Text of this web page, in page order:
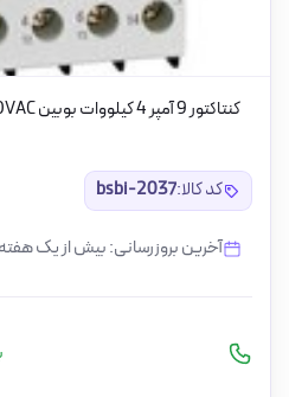
کنتاکتور 9 آمپر 4 کیلووات بوبین 230VAC برند لواتو ایتالیا
کد کالا:bsbi-2037
آخرین بروزرسانی: بیش از یک